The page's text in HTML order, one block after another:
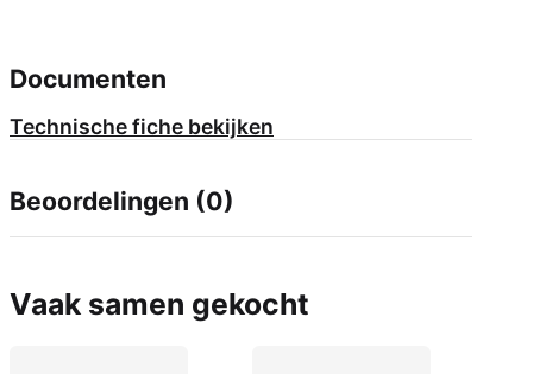
Documenten
Technische fiche bekijken
Beoordelingen (0)
Vaak samen gekocht